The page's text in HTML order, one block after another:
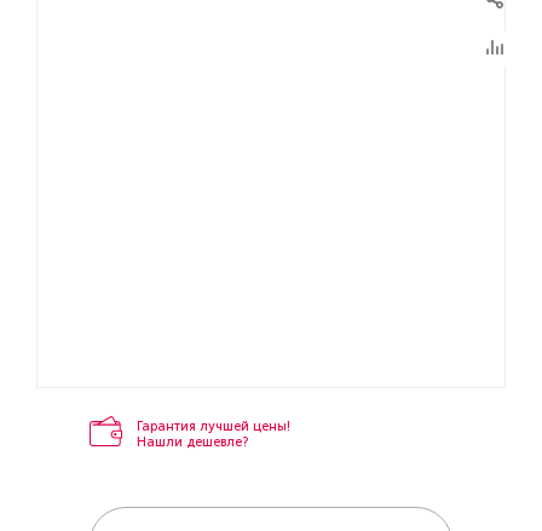
Гарантия лучшей цены!
Нашли дешевле?